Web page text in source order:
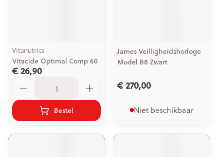
Vitanutrics
Vitacide Optimal Comp 60
€ 26,90
Bestel
James Veilligheidshorloge
Model B8 Zwart
€ 270,00
Niet beschikbaar